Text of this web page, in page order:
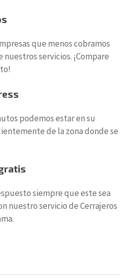
que menos cobramos
servicios. ¡Compare
podemos estar en su
de la zona donde se
siempre que este sea
nuestro servicio de Cerrajeros